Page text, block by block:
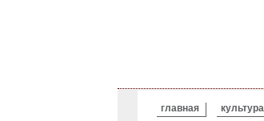
ВЫ ЗДЕСЬ
главная культура